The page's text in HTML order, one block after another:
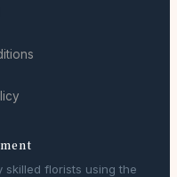
skilled florists using the